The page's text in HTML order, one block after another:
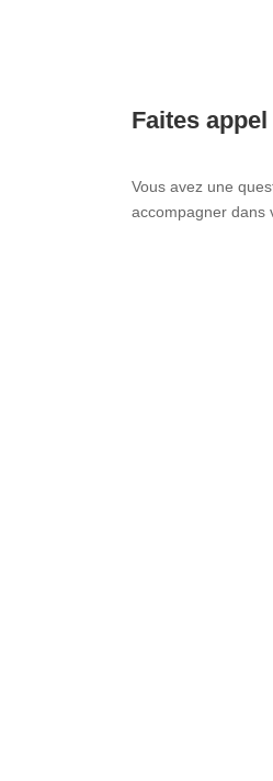
Faites
Vous avez une
accompagner dans